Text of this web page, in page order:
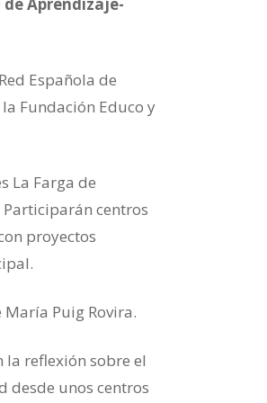
Española de
Fundación Educo y
La Farga de
Participarán centros
proyectos
Puig Rovira.
la reflexión sobre el
desde unos centros